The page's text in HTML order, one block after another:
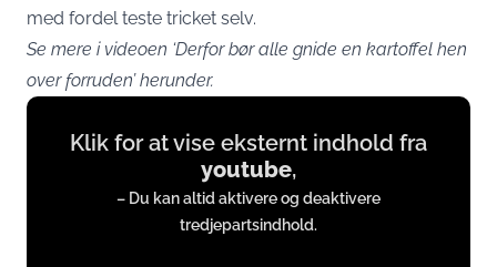
med fordel teste tricket selv.
Se mere i videoen ‘Derfor bør alle gnide en kartoffel hen
over forruden’ herunder.
Display
content
www.youtube.com
Klik for at vise eksternt indhold fra
youtube,
– Du kan altid aktivere og deaktivere
tredjepartsindhold.